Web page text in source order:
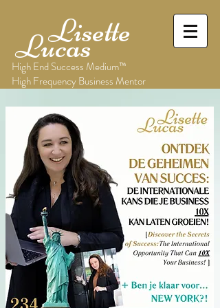
Lisette
Lucas
High End Success Medium™
High Frequency Business Mentor